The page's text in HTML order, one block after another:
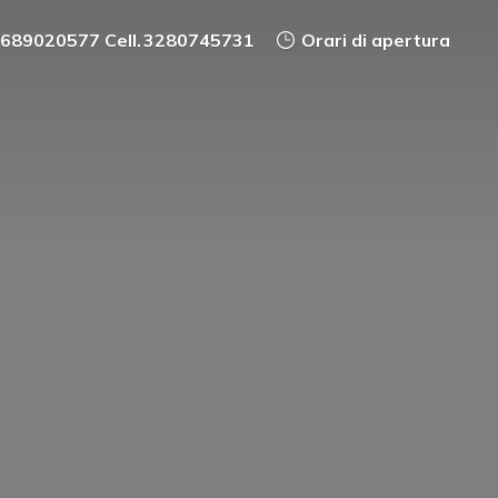
Cell. 3280745731 Orari di apertura